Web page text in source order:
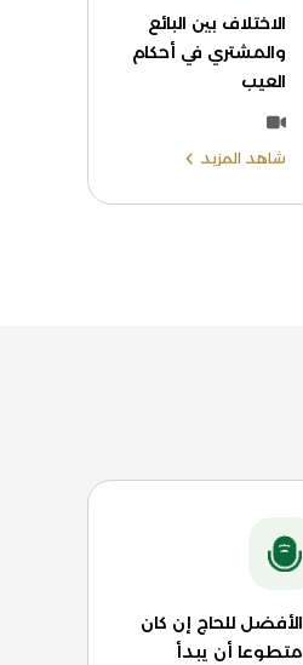
الاختلاف بين البائع
والمشتري في أحكام
العيب
شاهد المزيد
الأفضل للحاج إن كان
متطوعا أن يبدأ